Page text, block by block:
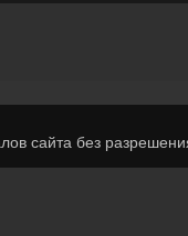
сайта без